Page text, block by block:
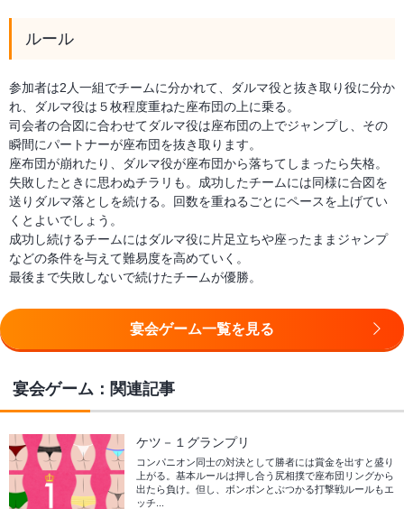
ルール
参加者は2人一組でチームに分かれて、ダルマ役と抜き取り役に分か
れ、ダルマ役は５枚程度重ねた座布団の上に乗る。
司会者の合図に合わせてダルマ役は座布団の上でジャンプし、その
瞬間にパートナーが座布団を抜き取ります。
座布団が崩れたり、ダルマ役が座布団から落ちてしまったら失格。
失敗したときに思わぬチラリも。成功したチームには同様に合図を
送りダルマ落としを続ける。回数を重ねるごとにペースを上げてい
くとよいでしょう。
成功し続けるチームにはダルマ役に片足立ちや座ったままジャンプ
などの条件を与えて難易度を高めていく。
最後まで失敗しないで続けたチームが優勝。
宴会ゲーム一覧を見る
宴会ゲーム：関連記事
ケツ－１グランプリ
コンパニオン同士の対決として勝者には賞金を出すと盛り
上がる。基本ルールは押し合う尻相撲で座布団リングから
出たら負け。但し、ボンボンとぶつかる打撃戦ルールもエ
ッチ...